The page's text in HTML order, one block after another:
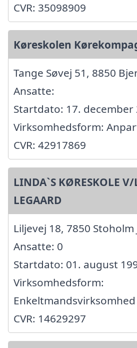
CVR: 35098909
Køreskolen
Tange Søvej 51, 8850
Ansatte:
Startdato: 17. december
Virksomhedsform:
CVR: 42917869
LINDA`S KØRESKOLE
LEGAARD
Liljevej 18, 7850 Stoholm
Ansatte: 0
Startdato: 01. august
Virksomhedsform:
Enkeltmandsvirksomhed
CVR: 14629297